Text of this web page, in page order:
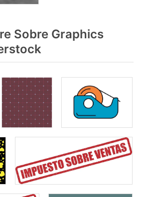
Sobre Graphics